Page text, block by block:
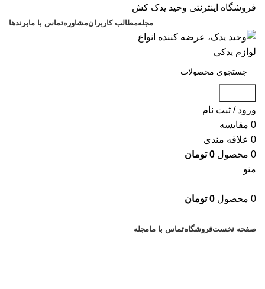
فروشگاه اینترنتی وحید یدک کش
مجلهمطالب کاربرانمشاورهتماس با مابرندها
ورود / ثبت نام
0 مقایسه
0 علاقه مندی
0 محصول 0 تومان
منو
0 محصول 0 تومان
صفحه نخستفروشگاهتماس با مامجله